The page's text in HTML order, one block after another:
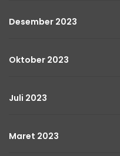
Desember 2023
Oktober 2023
Juli 2023
Maret 2023